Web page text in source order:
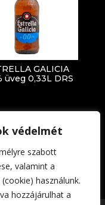
védelmét
szabott
valamint a
használunk.
hozzájárulhat a
GALICIA
üveg 0,33L DRS
tájékoztató